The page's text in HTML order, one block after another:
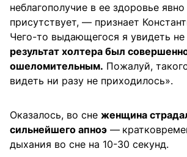
неблагополучие в ее здоровье явно
присутствует, — признает
Чего-то выдающегося я увидеть
результат холтера был
ошеломительным. Пожалуй,
видеть ни разу не приходилось».
Оказалось, во сне женщина
сильнейшего апноэ —
дыхания во сне на 10-30 секунд.